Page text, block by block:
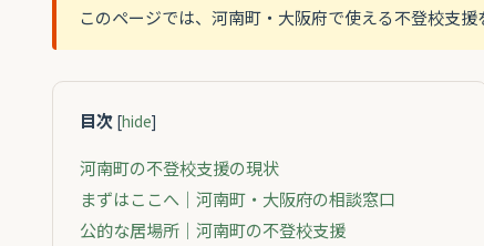
このページでは、河南町・大阪府で使える不登校支
目次 [hide]
河南町の不登校支援の現状
まずはここへ｜河南町・大阪府の相談窓口
公的な居場所｜河南町の不登校支援